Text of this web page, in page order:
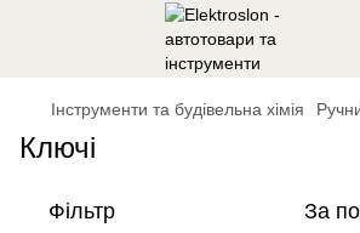
Інструменти та будівельна хімія
Ключі
Фільтр За